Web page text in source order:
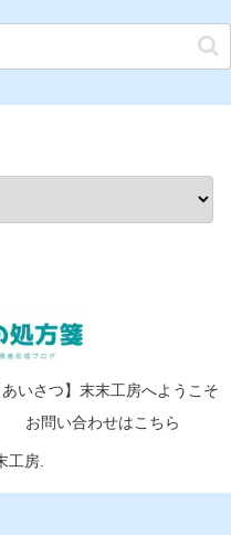
あいさつ】末末工房へようこそ
お問い合わせはこちら
工房.